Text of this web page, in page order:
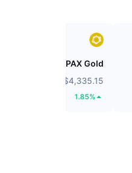
PAX Gold
$4,335.15
1.85%